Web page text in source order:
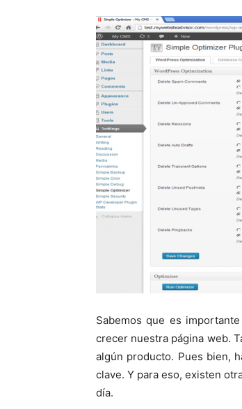
Sabemos que es
crecer nuestra página web.
algún producto. Pues bien,
clave. Y para eso, existen
día.